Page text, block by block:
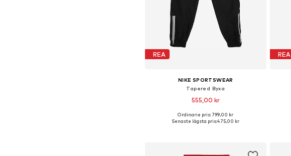
REA
NIKE SPORTSWEAR
Tapered Byxa
555,00 kr
Ordinarie pris: 799,00 kr
Senaste lägsta pris:475,00 kr
REA